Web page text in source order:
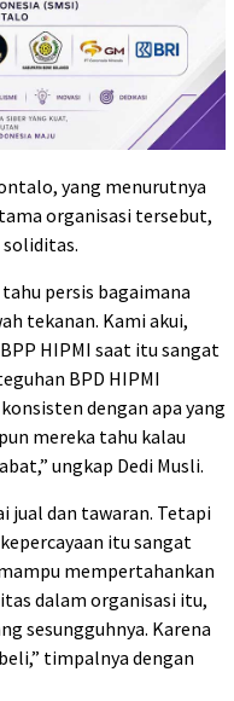
yang menurutnya
organisasi tersebut,
persis bagaimana
tekanan. Kami akui,
HIPMI saat itu sangat
BPD HIPMI
dengan apa yang
mereka tahu kalau
ungkap Dedi Musli.
jual dan tawaran. Tetapi
itu sangat
mempertahankan
dalam organisasi itu,
sesungguhnya. Karena
timpalnya dengan